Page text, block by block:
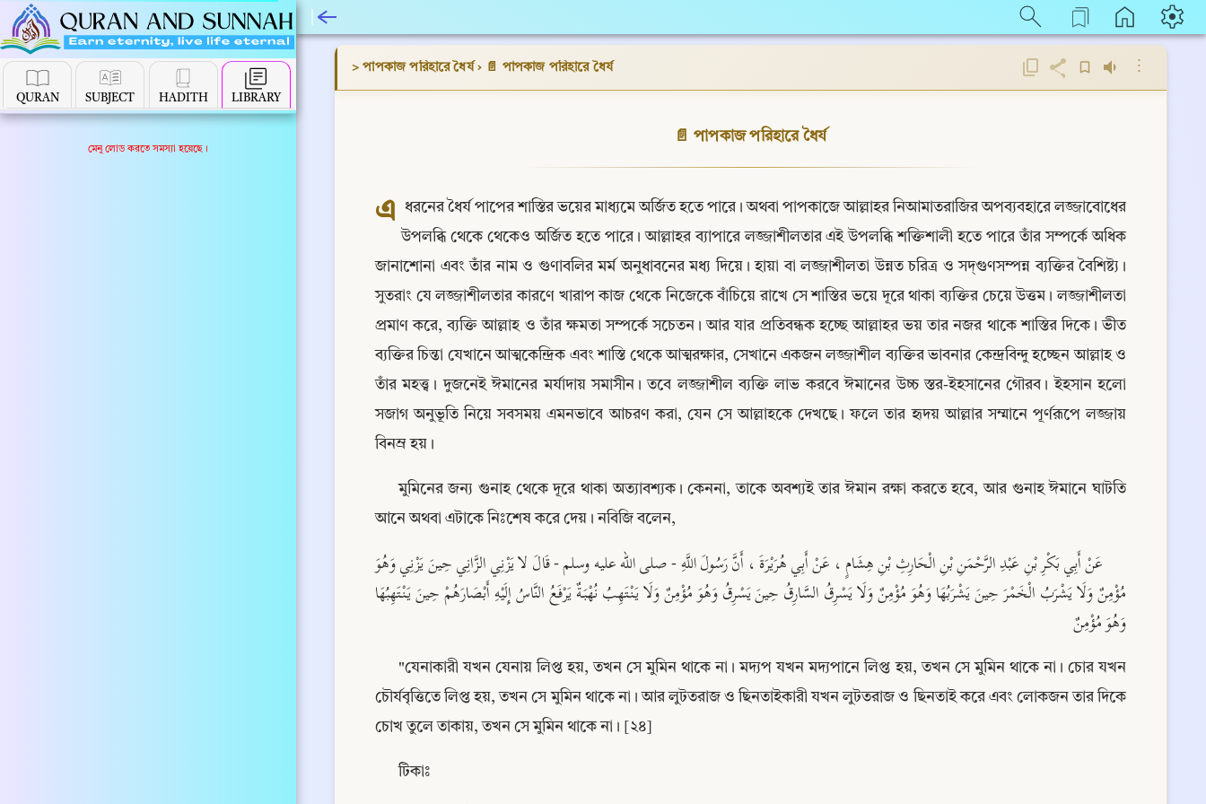
QURAN SUBJECT HADITH LIBRARY
মেনু লোড করতে সমস্যা হয়েছে।
> পাপকাজ পরিহারে ধৈর্য › 📄 পাপকাজ পরিহারে ধৈর্য ⋮
📄 পাপকাজ পরিহারে ধৈর্য
এ
ধরনের ধৈর্য পাপের শাস্তির ভয়ের মাধ্যমে অর্জিত হতে পারে। অথবা পাপকাজে আল্লাহর নিআমাতরাজির অপব্যবহারে লজ্জাবোধের
উপলব্ধি থেকে থেকেও অর্জিত হতে পারে। আল্লাহর ব্যাপারে লজ্জাশীলতার এই উপলব্ধি শক্তিশালী হতে পারে তাঁর সম্পর্কে অধিক
জানাশোনা এবং তাঁর নাম ও গুণাবলির মর্ম অনুধাবনের মধ্য দিয়ে। হায়া বা লজ্জাশীলতা উন্নত চরিত্র ও সদ্‌গুণসম্পন্ন ব্যক্তির বৈশিষ্ট্য।
সুতরাং যে লজ্জাশীলতার কারণে খারাপ কাজ থেকে নিজেকে বাঁচিয়ে রাখে সে শাস্তির ভয়ে দূরে থাকা ব্যক্তির চেয়ে উত্তম। লজ্জাশীলতা
প্রমাণ করে, ব্যক্তি আল্লাহ ও তাঁর ক্ষমতা সম্পর্কে সচেতন। আর যার প্রতিবন্ধক হচ্ছে আল্লাহর ভয় তার নজর থাকে শাস্তির দিকে। ভীত
ব্যক্তির চিন্তা যেখানে আত্মকেন্দ্রিক এবং শাস্তি থেকে আত্মরক্ষার, সেখানে একজন লজ্জাশীল ব্যক্তির ভাবনার কেন্দ্রবিন্দু হচ্ছেন আল্লাহ ও
তাঁর মহত্ত্ব। দুজনেই ঈমানের মর্যাদায় সমাসীন। তবে লজ্জাশীল ব্যক্তি লাভ করবে ঈমানের উচ্চ স্তর-ইহসানের গৌরব। ইহসান হলো
সজাগ অনুভূতি নিয়ে সবসময় এমনভাবে আচরণ করা, যেন সে আল্লাহকে দেখছে। ফলে তার হৃদয় আল্লার সম্মানে পূর্ণরূপে লজ্জায়
বিনম্র হয়।
মুমিনের জন্য গুনাহ থেকে দূরে থাকা অত্যাবশ্যক। কেননা, তাকে অবশ্যই তার ঈমান রক্ষা করতে হবে, আর গুনাহ ঈমানে ঘাটতি
আনে অথবা এটাকে নিঃশেষ করে দেয়। নবিজি বলেন,
وَهُوَ مُؤْمِنٌ
"যেনাকারী যখন যেনায় লিপ্ত হয়, তখন সে মুমিন থাকে না। মদ্যপ যখন মদ্যপানে লিপ্ত হয়, তখন সে মুমিন থাকে না। চোর যখন
চৌর্যবৃত্তিতে লিপ্ত হয়, তখন সে মুমিন থাকে না। আর লুটতরাজ ও ছিনতাইকারী যখন লুটতরাজ ও ছিনতাই করে এবং লোকজন তার দিকে
চোখ তুলে তাকায়, তখন সে মুমিন থাকে না। [২৪]
টিকাঃ
Copy